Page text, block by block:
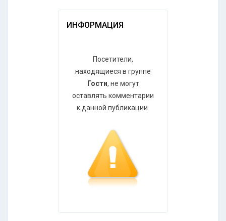
ИНФОРМАЦИЯ
Посетители,
находящиеся в группе
Гости, не могут
оставлять комментарии
к данной публикации.